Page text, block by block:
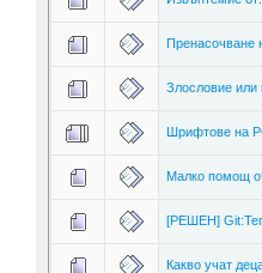
Пренасочване
Злословие или
Шрифтове на
Малко помощ
[РЕШЕН]
Какво учат